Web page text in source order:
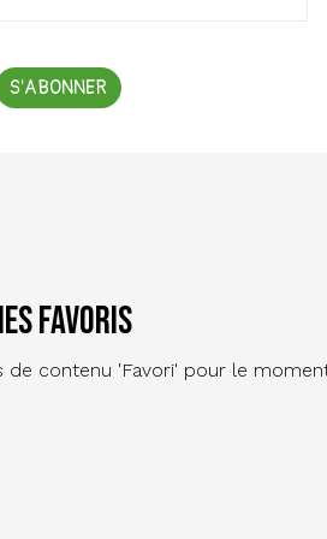
S'ABONNER
favoris
de contenu 'Favori' pour le